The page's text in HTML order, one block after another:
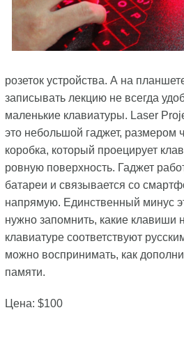
розеток устройства. А на
записывать лекцию не всегда
маленькие клавиатуры. Laser
это небольшой гаджет, размером
коробка, который проецирует
ровную поверхность. Гаджет
батареи и связывается со
напрямую. Единственный минус
нужно запомнить, какие клавиши
клавиатуре соответствуют
можно воспринимать, как
памяти.
Цена: $100